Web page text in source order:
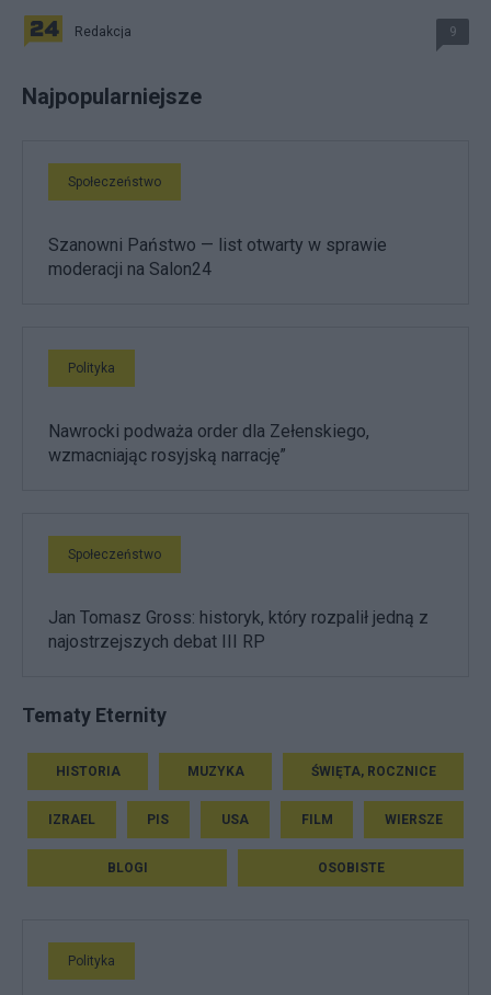
Redakcja 9
Najpopularniejsze
Społeczeństwo
Szanowni Państwo — list otwarty w sprawie
moderacji na Salon24
Polityka
Nawrocki podważa order dla Zełenskiego,
wzmacniając rosyjską narrację”
Społeczeństwo
Jan Tomasz Gross: historyk, który rozpalił jedną z
najostrzejszych debat III RP
Tematy Eternity
HISTORIA MUZYKA ŚWIĘTA, ROCZNICE
IZRAEL PIS USA FILM WIERSZE
BLOGI OSOBISTE
Polityka